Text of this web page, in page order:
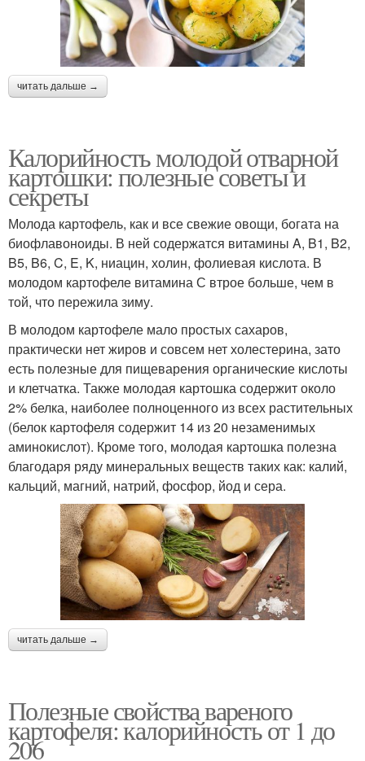
читать дальше →
Калорийность молодой отварной
картошки: полезные советы и
секреты
Молода картофель, как и все свежие овощи, богата на
биофлавоноиды. В ней содержатся витамины A, B1, B2,
B5, B6, C, E, K, ниацин, холин, фолиевая кислота. В
молодом картофеле витамина С втрое больше, чем в
той, что пережила зиму.
В молодом картофеле мало простых сахаров,
практически нет жиров и совсем нет холестерина, зато
есть полезные для пищеварения органические кислоты
и клетчатка. Также молодая картошка содержит около
2% белка, наиболее полноценного из всех растительных
(белок картофеля содержит 14 из 20 незаменимых
аминокислот). Кроме того, молодая картошка полезна
благодаря ряду минеральных веществ таких как: калий,
кальций, магний, натрий, фосфор, йод и сера.
читать дальше →
Полезные свойства вареного
картофеля: калорийность от 1 до
206